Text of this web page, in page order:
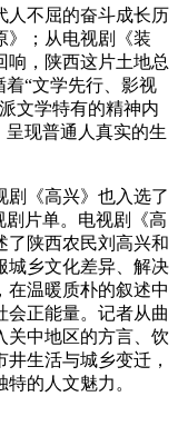
不屈的奋斗成长历
》；从电视剧《装
响，陕西这片土地总
着“文学先行、影视
文学特有的精神内
呈现普通人真实的生
《高兴》也入选了
剧片单。电视剧《高
了陕西农民刘高兴和
城乡文化差异、解决
在温暖质朴的叙述中
会正能量。记者从曲
关中地区的方言、饮
生活与城乡变迁，
的人文魅力。